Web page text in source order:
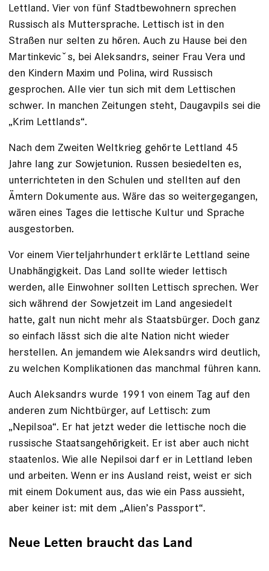
Lettland. Vier von fünf Stadtbewohnern sprechen
Russisch als Muttersprache. Lettisch ist in den
Straßen nur selten zu hören. Auch zu Hause bei den
Martinkevicˇs, bei Aleksandrs, seiner Frau Vera und
den Kindern Maxim und Polina, wird Russisch
gesprochen. Alle vier tun ­sich mit dem Lettischen
schwer. In manchen Zeitungen steht, Daugav­pils sei die
„Krim Lettlands“.
Nach dem Zweiten Weltkrieg gehörte Lettland 45
Jahre lang zur Sowjetunion. Russen besiedelten es,
unterrichteten in den Schulen und stellten auf den
Ämtern Dokumente aus. Wäre das so weitergegangen,
wären eines Tages die lettische Kultur und Sprache
ausgestorben.
Vor einem Vierteljahrhundert erklärte Lettland seine
Unabhängigkeit. Das Land sollte wieder lettisch
werden, alle Ein­wohner sollten Lettisch sprechen. Wer
sich während der Sowjet­zeit im Land angesiedelt
hatte, galt nun nicht mehr als Staats­bürger. Doch ganz
so einfach lässt sich die alte Nation nicht wieder
herstellen. An jemandem wie Aleksandrs wird deutlich,
zu welchen Komplikationen das manchmal führen kann.
Auch Aleksandrs wurde 1991 von einem Tag auf den
anderen zum Nichtbürger, auf Lettisch: zum
„Nepilsoa“. Er hat jetzt weder die ­lettische noch die
russische Staatsangehörigkeit. Er ist aber auch nicht
staatenlos. Wie alle Nepilsoi darf er in Lettland leben
und arbeiten. Wenn er ins Ausland reist, weist er sich
mit einem ­Dokument aus, das wie ein Pass aussieht,
aber keiner ist: mit dem „Alien’s Passport“.
Neue Letten braucht das Land